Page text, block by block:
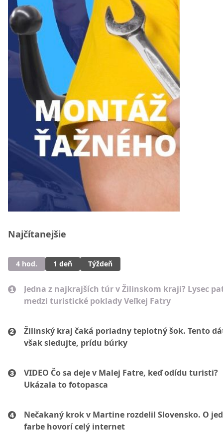
Najčítanejšie
4 hod. 1 deň Týždeň
Jedna z najkrajších túr v Žilinskom kraji? Lysec
medzi turistické poklady Veľkej Fatry
Žilinský kraj čaká poriadny teplotný šok. Tento
však sledujte, prídu búrky
VIDEO Čo sa deje v Malej Fatre, keď odídu turisti?
Ukázala to fotopasca
Nečakaný krok v Martine rozdelil Slovensko. O
farbe hovorí celý internet